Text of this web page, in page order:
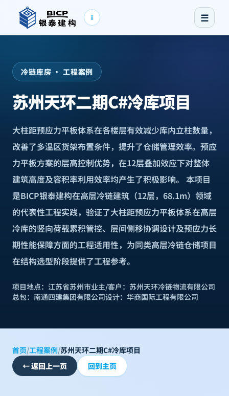
i ☰
冷链库房 · 工程案例
苏州天环二期C#冷库项目
大柱距预应力平板体系在各楼层有效减少库内立柱数量，
改善了多温区货架布置条件，提升了仓储管理效率。预应
力平板方案的层高控制优势，在12层叠加效应下对整体
建筑高度及容积率利用效率均产生了积极影响。 本项目
是BICP银泰建构在高层冷链建筑（12层，68.1m）领域
的代表性工程实践，验证了大柱距预应力平板体系在高层
冷库的竖向荷载累积管控、层间侧移协调设计及预应力长
期性能保障方面的工程适用性，为同类高层冷链仓储项目
在结构选型阶段提供了工程参考。
项目地点： 江苏省苏州市业主/客户： 苏州天环冷链物流有限公司
总包： 南通四建集团有限公司设计： 华商国际工程有限公司
首页/工程案例/苏州天环二期C#冷库项目
←返回上一页 回到主页